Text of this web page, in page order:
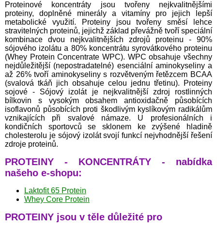
Proteinové koncentráty jsou tvořeny nejkvalitnějšími
proteiny, doplněné minerály a vitamíny pro jejich lepší
metabolické využití. Proteiny jsou tvořeny směsí lehce
stravitelných proteinů, jejichž základ převážně tvoří speciální
kombinace dvou nejkvalitnějších zdrojů proteinu - 90%
sójového izolátu a 80% koncentrátu syrovátkového proteinu
(Whey Protein Concentrate WPC). WPC obsahuje všechny
nejdůležitější (nepostradatelné) esenciální aminokyseliny a
až 26% tvoří aminokyseliny s rozvětveným řetězcem BCAA
(svalová tkáň jich obsahuje celou jednu třetinu). Proteiny
sojové - Sójový izolát je nejkvalitnější zdroj rostlinných
bílkovin s vysokým obsahem antioxidačně působících
isoflavonů působících proti škodlivým kyslíkovým radikálům
vznikajících při svalové námaze. U profesionálních i
kondičních sportovců se sklonem ke zvýšené hladině
cholesterolu je sójový izolát svojí funkcí nejvhodnější řešení
zdroje proteinů.
PROTEINY - KONCENTRÁTY - nabídka
našeho e-shopu:
Laktofit 65 Protein
Whey Core Protein
PROTEINY jsou v těle důležité pro